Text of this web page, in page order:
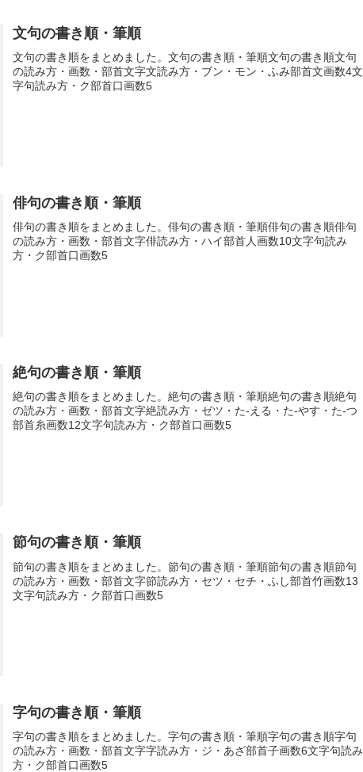
文句の書き順・筆順
文句の書き順をまとめました。文句の書き順・筆順文句の書き順文句
の読み方・画数・部首文字文読み方・ブン・モン・ふみ部首文画数4文
字句読み方・ク部首口画数5
俳句の書き順・筆順
俳句の書き順をまとめました。俳句の書き順・筆順俳句の書き順俳句
の読み方・画数・部首文字俳読み方・ハイ部首人画数10文字句読み
方・ク部首口画数5
絶句の書き順・筆順
絶句の書き順をまとめました。絶句の書き順・筆順絶句の書き順絶句
の読み方・画数・部首文字絶読み方・ゼツ・た-える・た-やす・た-つ
部首糸画数12文字句読み方・ク部首口画数5
節句の書き順・筆順
節句の書き順をまとめました。節句の書き順・筆順節句の書き順節句
の読み方・画数・部首文字節読み方・セツ・セチ・ふし部首竹画数13
文字句読み方・ク部首口画数5
字句の書き順・筆順
字句の書き順をまとめました。字句の書き順・筆順字句の書き順字句
の読み方・画数・部首文字字読み方・ジ・あざ部首子画数6文字句読み
方・ク部首口画数5